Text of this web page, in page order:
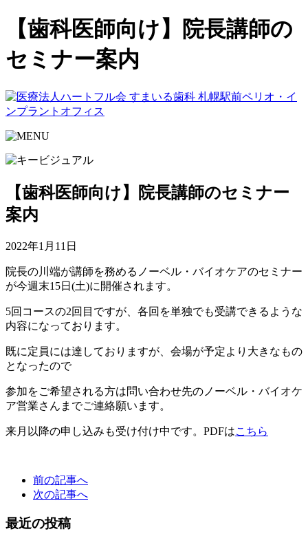
【歯科医師向け】院長講師の
セミナー案内
【歯科医師向け】院長講師のセミナー
案内
2022年1月11日
院長の川端が講師を務めるノーベル・バイオケアのセミナー
が今週末15日(土)に開催されます。
5回コースの2回目ですが、各回を単独でも受講できるような
内容になっております。
既に定員には達しておりますが、会場が予定より大きなもの
となったので
参加をご希望される方は問い合わせ先のノーベル・バイオケ
ア営業さんまでご連絡願います。
来月以降の申し込みも受け付け中です。PDFはこちら
前の記事へ
次の記事へ
最近の投稿